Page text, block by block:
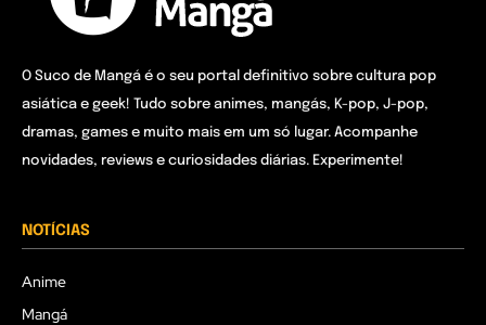
O Suco de Mangá é o seu portal definitivo sobre cultura pop
asiática e geek! Tudo sobre animes, mangás, K-pop, J-pop,
dramas, games e muito mais em um só lugar. Acompanhe
novidades, reviews e curiosidades diárias. Experimente!
NOTÍCIAS
Anime
Mangá